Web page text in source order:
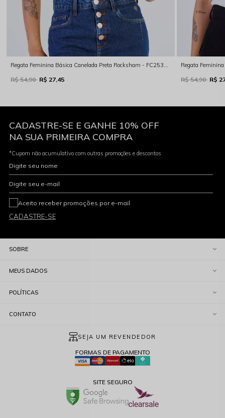
Regata Feminina Básica Canelada Preta Rocksham - FC253072-20003
R$ 54,90 R$ 27,45 R$ 54,90 R$
CADASTRE-SE E GANHE 10% OFF
NA SUA PRIMEIRA COMPRA
*Cupom não acumulativo com outras promoções e descontos
Digite seu nome
Digite seu e-mail
CADASTRE-SE
Aceito receber promoções por e-mail
SOBRE
MEUS DADOS
POLÍTICAS
CONTATO
FORMAS DE PAGAMENTO
SITE SEGURO
SEJA UM REVENDEDOR